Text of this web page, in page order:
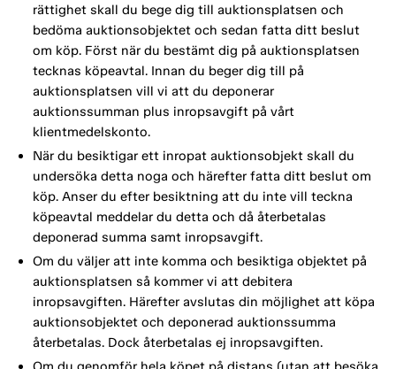
rättighet skall du bege dig till auktionsplatsen och
bedöma auktionsobjektet och sedan fatta ditt beslut
om köp. Först när du bestämt dig på auktionsplatsen
tecknas köpeavtal. Innan du beger dig till på
auktionsplatsen vill vi att du deponerar
auktionssumman plus inropsavgift på vårt
klientmedelskonto.
När du besiktigar ett inropat auktionsobjekt skall du
undersöka detta noga och härefter fatta ditt beslut om
köp. Anser du efter besiktning att du inte vill teckna
köpeavtal meddelar du detta och då återbetalas
deponerad summa samt inropsavgift.
Om du väljer att inte komma och besiktiga objektet på
auktionsplatsen så kommer vi att debitera
inropsavgiften. Härefter avslutas din möjlighet att köpa
auktionsobjektet och deponerad auktionssumma
återbetalas. Dock återbetalas ej inropsavgiften.